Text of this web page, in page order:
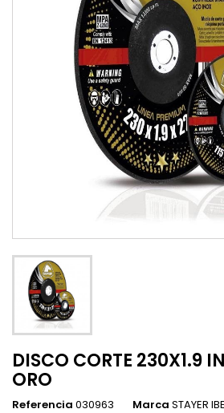
DISCO CORTE 230X1.9
ORO
Referencia 030963 Marca STAYER